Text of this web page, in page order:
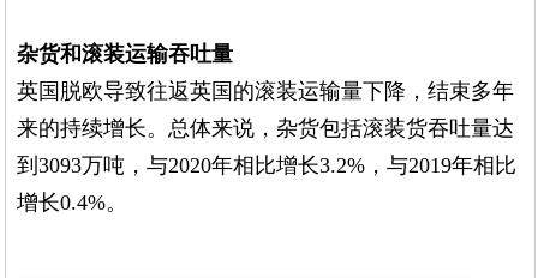
杂货和滚装运输吞吐量
英国脱欧导致往返英国的滚装运输量下降，结束多年
来的持续增长。总体来说，杂货包括滚装货吞吐量达
到3093万吨，与2020年相比增长3.2%，与2019年相比
增长0.4%。